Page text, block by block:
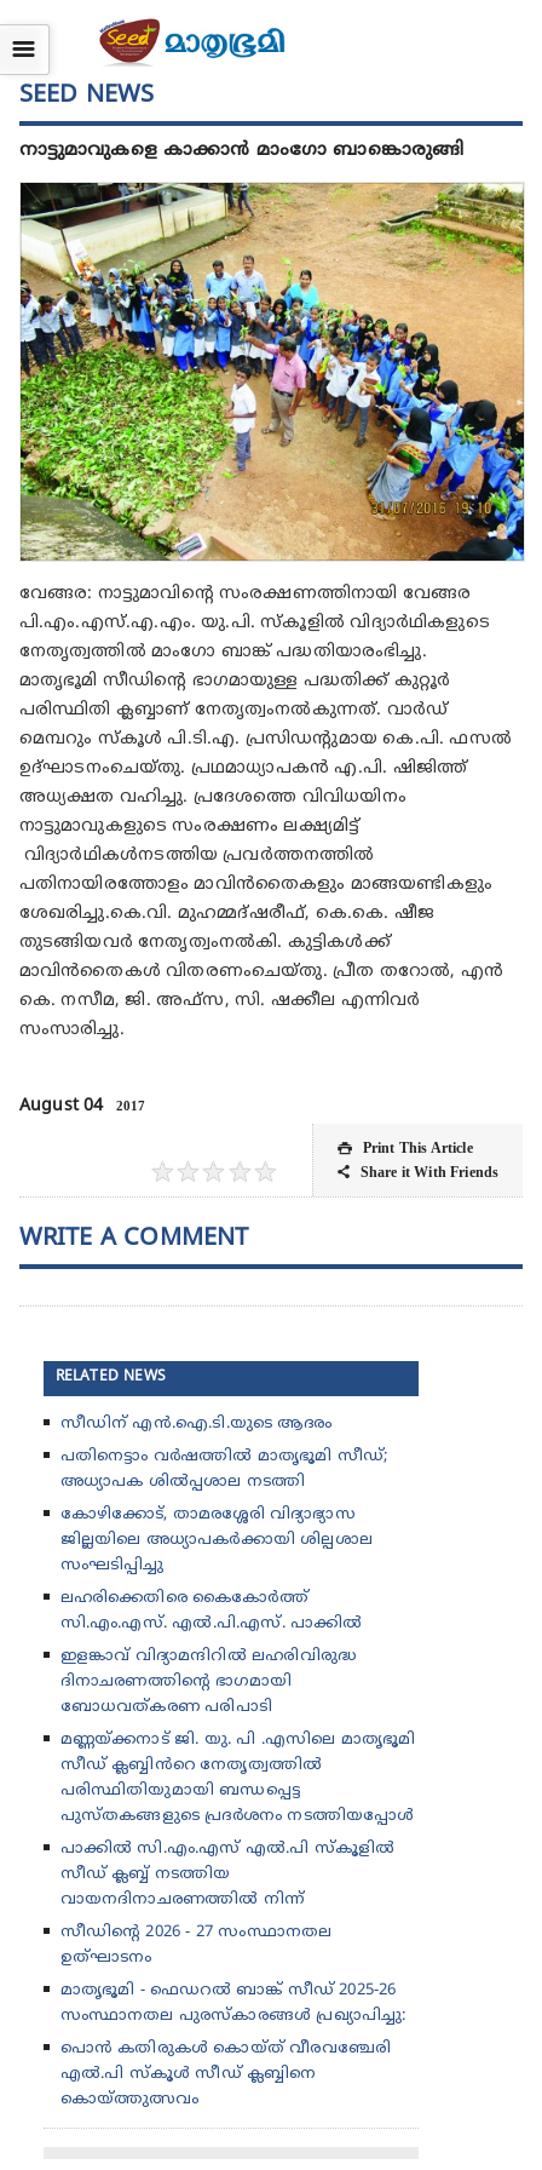
☰
SEED NEWS
നാട്ടുമാവുകളെ കാക്കാന്‍ മാംഗോ ബാങ്കൊരുങ്ങി
വേങ്ങര: നാട്ടുമാവിന്റെ സംരക്ഷണത്തിനായി വേങ്ങര
പി.എം.എസ്.എ.എം. യു.പി. സ്‌കൂളില്‍ വിദ്യാര്‍ഥികളുടെ
നേതൃത്വത്തില്‍ മാംഗോ ബാങ്ക് പദ്ധതിയാരംഭിച്ചു.
മാതൃഭൂമി സീഡിന്റെ ഭാഗമായുള്ള പദ്ധതിക്ക് കുറ്റൂര്‍
പരിസ്ഥിതി ക്ലബ്ബാണ് നേതൃത്വംനല്‍കുന്നത്. വാര്‍ഡ്
മെമ്പറും സ്‌കൂള്‍ പി.ടി.എ. പ്രസിഡന്റുമായ കെ.പി. ഫസല്‍
ഉദ്ഘാടനംചെയ്തു. പ്രഥമാധ്യാപകന്‍ എ.പി. ഷിജിത്ത്
അധ്യക്ഷത വഹിച്ചു. പ്രദേശത്തെ വിവിധയിനം
നാട്ടുമാവുകളുടെ സംരക്ഷണം ലക്ഷ്യമിട്ട്
വിദ്യാര്‍ഥികള്‍നടത്തിയ പ്രവര്‍ത്തനത്തില്‍
പതിനായിരത്തോളം മാവിന്‍തൈകളും മാങ്ങയണ്ടികളും
ശേഖരിച്ചു.കെ.വി. മുഹമ്മദ്ഷരീഫ്, കെ.കെ. ഷീജ
തുടങ്ങിയവര്‍ നേതൃത്വംനല്‍കി. കുട്ടികള്‍ക്ക്
മാവിന്‍തൈകള്‍ വിതരണംചെയ്തു. പ്രീത തറോല്‍, എന്‍
കെ. നസീമ, ജി. അഫ്‌സ, സി. ഷക്കീല എന്നിവര്‍
സംസാരിച്ചു.
August 04 2017
 Print This Article
 Share it With Friends
★★★ ★★
WRITE A COMMENT
RELATED NEWS
സീഡിന് എൻ.ഐ.ടി.യുടെ ആദരം
പതിനെട്ടാം വർഷത്തിൽ മാതൃഭൂമി സീഡ്;
അധ്യാപക ശിൽപ്പശാല നടത്തി
കോഴിക്കോട്, താമരശ്ശേരി വിദ്യാഭ്യാസ
ജില്ലയിലെ അധ്യാപകർക്കായി ശില്പശാല
സംഘടിപ്പിച്ചു
ലഹരിക്കെതിരെ കൈകോർത്ത്
സി.എം.എസ്. എൽ.പി.എസ്. പാക്കിൽ
ഇളങ്കാവ് വിദ്യാമന്ദിറിൽ ലഹരിവിരുദ്ധ
ദിനാചരണത്തിന്റെ ഭാഗമായി
ബോധവത്കരണ പരിപാടി
മണ്ണയ്ക്കനാട് ജി. യു. പി .എസിലെ മാതൃഭൂമി
സീഡ് ക്ലബ്ബിൻറെ നേതൃത്വത്തിൽ
പരിസ്ഥിതിയുമായി ബന്ധപ്പെട്ട
പുസ്തകങ്ങളുടെ പ്രദർശനം നടത്തിയപ്പോൾ
പാക്കിൽ സി.എം.എസ് എൽ.പി സ്കൂളിൽ
സീഡ് ക്ലബ്ബ് നടത്തിയ
വായനദിനാചരണത്തിൽ നിന്ന്
സീഡിന്റെ 2026 - 27 സംസ്ഥാനതല
ഉത്‌ഘാടനം
മാതൃഭൂമി - ഫെഡറൽ ബാങ്ക് സീഡ് 2025-26
സംസ്ഥാനതല പുരസ്കാരങ്ങൾ പ്രഖ്യാപിച്ചു:
പൊൻ കതിരുകൾ കൊയ്ത് വീരവഞ്ചേരി
എൽ.പി സ്കൂൾ സീഡ് ക്ലബ്ബിനെ
കൊയ്ത്തുത്സവം